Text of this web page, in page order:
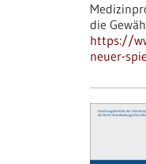
die
https://
neuer-